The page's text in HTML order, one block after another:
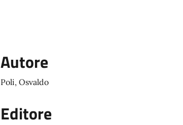
Autore
Poli, Osvaldo
Editore